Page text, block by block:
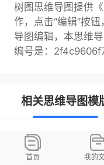
树图思维导图提供
作，点击“编辑”按
导图编辑，本思维
编号是：
相关思维导图模
辊压断带分析思维
U678146910
首页 我的